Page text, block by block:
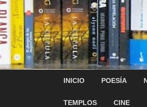
INICIO POESÍA
TEMPLOS CINE